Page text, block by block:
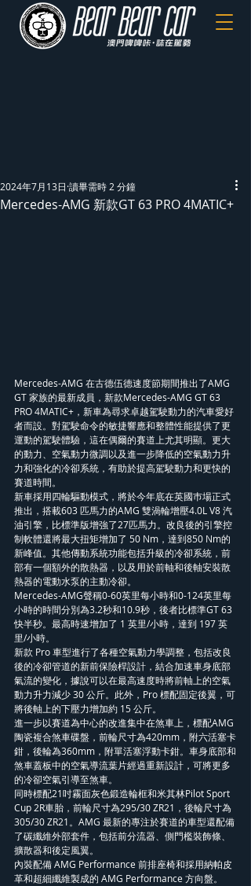
Mercedes-AMG 新款GT 63 PRO 4MATIC+
2024年7月13日 讀畢需時 2 分鐘
Mercedes-AMG 在古德伍德速度節期間推出了AMG
GT 家族的最新成員，新款Mercedes-AMG GT 63
PRO 4MATIC+，新車為尋求卓越駕駛動力的汽車愛好
者而設。對駕駛命令的敏捷響應和整體性能提供了更
運動的駕駛體驗，這在偶爾的賽道上尤其明顯。更大
的動力、空氣動力微調以及進一步降低的空氣動力升
力和強化的冷卻系統，有助於提高駕駛動力和更快的
賽道時間。
新車採用四輪驅動模式，將於今年底在英國巿場正式
推出，搭載603 匹馬力的AMG 雙渦輪增壓4.0L V8 汽
油引擎，比標準版增強了27匹馬力。改良後的引擎控
制軟體還將最大扭矩增加了 50 Nm，達到850 Nm的
新峰值。其他傳動系統功能包括升級的冷卻系統，前
部有一個額外的散熱器，以及用於前軸和後軸安裝散
熱器的電動水泵的主動冷卻。
Mercedes-AMG聲稱0-60英里每小時和0-124英里每
小時的時間分別為3.2秒和10.9秒，後者比標準GT 63
快半秒。最高時速增加了 1 英里/小時，達到 197 英
里/小時。
新款 Pro 車型進行了各種空氣動力學調整，包括改良
後的冷卻管道的新前保險桿設計，結合加速車身底部
氣流的變化，據說可以在最高速度時將前軸上的空氣
動力升力減少 30 公斤。此外，Pro 標配固定後翼，可
將後軸上的下壓力增加約 15 公斤。
進一步以賽道為中心的改進集中在煞車上，標配AMG
陶瓷複合煞車碟盤，前輪尺寸為420mm，附六活塞卡
鉗，後輪為360mm，附單活塞浮動卡鉗。車身底部和
煞車蓋板中的空氣導流葉片經過重新設計，可將更多
的冷卻空氣引導至煞車。
同時標配21吋霧面灰色鍛造輪框和米其林Pilot Sport
Cup 2R車胎，前輪尺寸為295/30 ZR21，後輪尺寸為
305/30 ZR21。AMG 最新的專注於賽道的車型還配備
了碳纖維外部套件，包括前分流器、側門檻裝飾條、
擴散器和後定風翼。
內裝配備 AMG Performance 前排座椅和採用納帕皮
革和超細纖維製成的 AMG Performance 方向盤。